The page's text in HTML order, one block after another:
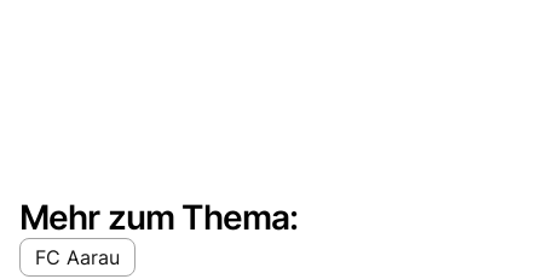
Mehr zum Thema:
FC Aarau